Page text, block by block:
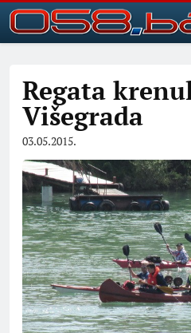
Regata
Višegrada
03.05.2015.